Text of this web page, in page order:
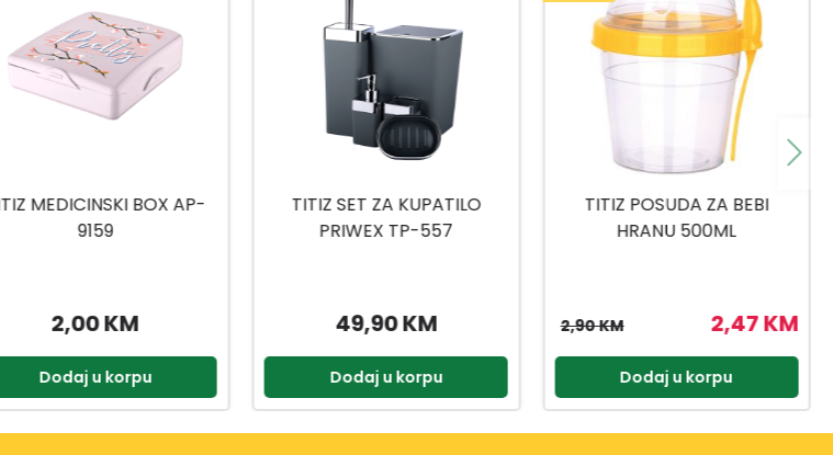
TITIZ SET ZA KUPATILO
PRIWEX TP-557
49,90 KM
Dodaj u korpu
TITIZ POSUDA ZA BEBI
HRANU 500ML
2,47 KM
Dodaj u korpu
TITIZ SET ZA SLADOLED AP-
9425
3,57 KM
4,20 KM
Dodaj u korpu